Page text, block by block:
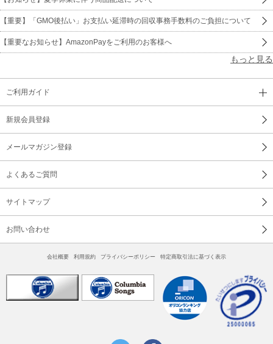
【重要】「GMO後払い」お支払い延滞時の回収事務手数料のご負担について
【重要なお知らせ】AmazonPayをご利用のお客様へ
もっと見る
ご利用ガイド
新規会員登録
メールマガジン登録
よくあるご質問
サイトマップ
お問い合わせ
会社概要 利用規約 プライバシーポリシー 特定商取引法に基づく表示